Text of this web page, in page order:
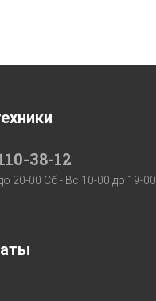
38-12
20-00 Сб - Вс 10-00 до 19-00